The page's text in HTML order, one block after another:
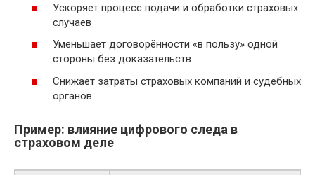
Ускоряет процесс подачи и обработки страховых
случаев
Уменьшает договорённости «в пользу» одной
стороны без доказательств
Снижает затраты страховых компаний и судебных
органов
Пример: влияние цифрового следа в
страховом деле